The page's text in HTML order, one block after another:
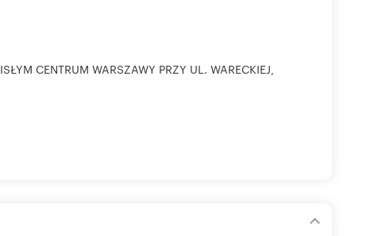
CENTRUM WARSZAWY PRZY UL. WARECKIEJ,